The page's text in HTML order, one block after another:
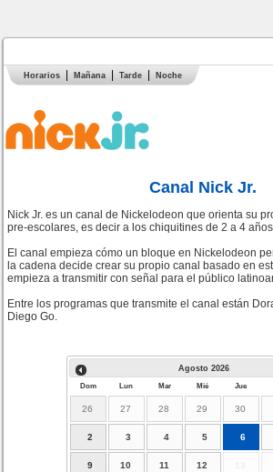
Horarios Mañana Tarde Noche
Canal Nick Jr.
Nick Jr. es un canal de Nickelodeon que orienta su
pre-escolares, es decir a los chiquitines de 2 a 4
El canal empieza cómo un bloque en Nickelodeon
la cadena decide crear su propio canal basado en
empieza a transmitir con señal para el público
Entre los programas que transmite el canal están
Diego Go.
Agosto 2026
Dom Lun Mar Mié Jue
26 27 28 29 30
2 3 4 5 6
9 10 11 12